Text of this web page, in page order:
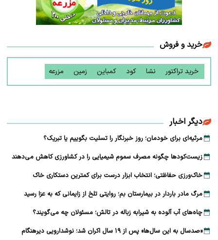
خرید و فروش
خرید تراکتور نشا کود کمباین زمین مزرعه
دیگر اخبار
مرثیه‌ای برای خودمان؛ روز خبرنگار را تسلیت بگوییم یا تبریک؟
زیست‌کودها چگونه مصرف سموم شیمیایی را در کشاورزی کاهش می‌دهند
خاک‌ورزی حفاظتی؛ انتخاب ابزار درست برای کمترین دستکاری خاک
مرگ مادر باردار در بیمارستان بم؛ روایتی تلخ از زایمانی که به عزا رسید
چاه‌های آب آلوده به شیرابه زباله در تالش؛ مسئولان چه می‌گویند؟
«صدسال به این سال‌ها» پس از ۱۹ سال اکران شد؛ نوشدارویی دیرهنگام